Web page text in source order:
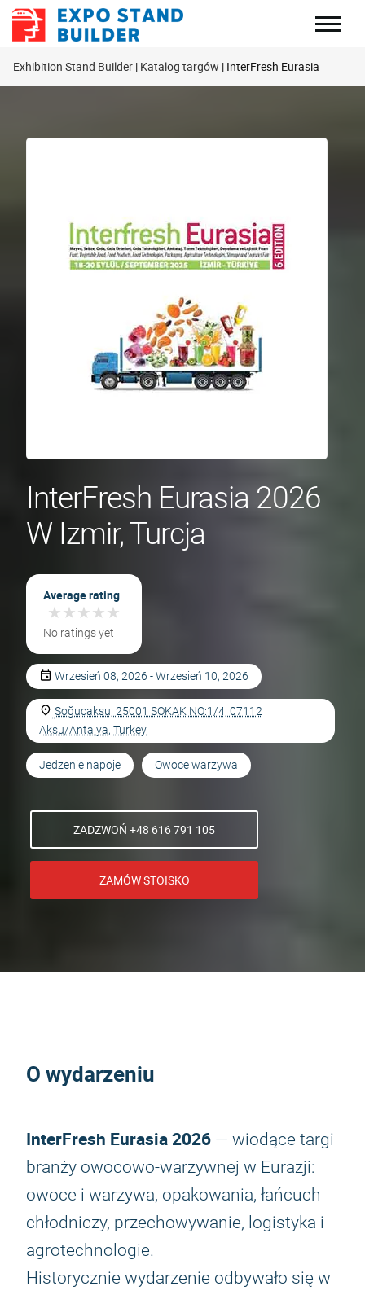
Skip
Exhibition Stand Builder Katalog targów InterFresh Eurasia
InterFresh Eurasia 2026
W Izmir, Turcja
Average rating
★★★★★
★★★★★
No ratings yet
Wrzesień 08, 2026 - Wrzesień 10, 2026
Soğucaksu, 25001 SOKAK NO:1/4, 07112
Aksu/Antalya, Turkey
Jedzenie napoje Owoce warzywa
ZADZWOŃ +48 616 791 105
ZAMÓW STOISKO
O wydarzeniu
InterFresh Eurasia 2026 — wiodące targi
branży owocowo-warzywnej w Eurazji:
owoce i warzywa, opakowania, łańcuch
chłodniczy, przechowywanie, logistyka i
agrotechnologie.
Historycznie wydarzenie odbywało się w